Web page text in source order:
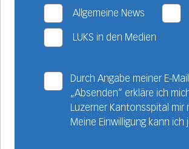
Allgemeine News
LUKS in den Medien
Durch Angabe meiner E-
„Absenden“ erkläre ich
Luzerner Kantonsspital mir
Meine Einwilligung kann